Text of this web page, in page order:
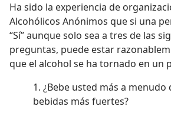
Ha sido la experiencia de
Alcohólicos Anónimos que si una
“Sí” aunque solo sea a tres de las
preguntas, puede estar
que el alcohol se ha tornado en un
1. ¿Bebe usted más a
bebidas más fuertes?